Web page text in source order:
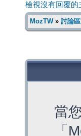
檢視沒有回覆的
MozTW» 討論
當
「